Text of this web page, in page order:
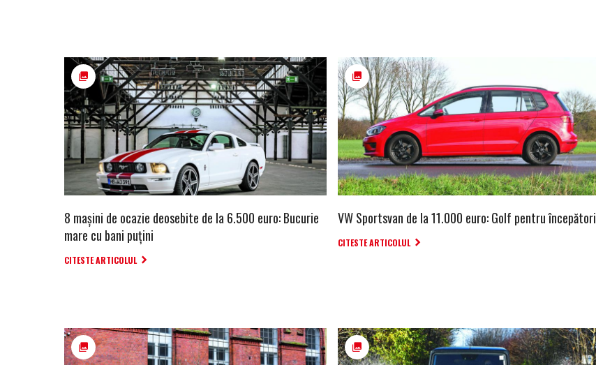
8 maşini de ocazie deosebite de la 6.500 euro: Bucurie
mare cu bani puţini
CITESTE ARTICOLUL
VW Sportsvan de la 11.000 euro: Golf pentru începători
CITESTE ARTICOLUL